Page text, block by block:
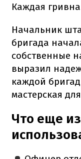
Каждая
Начальник
бригада
собственные
выразил
каждой
мастерская
Что еще